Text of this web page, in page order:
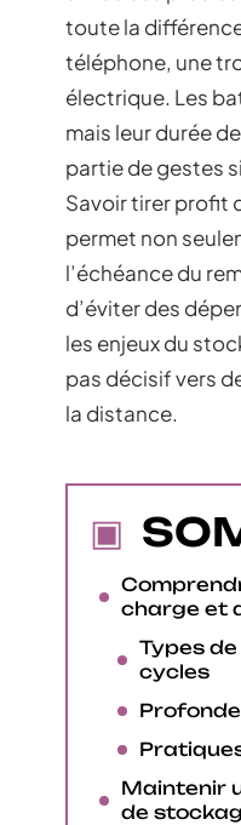
toute la
téléphone, une
électrique. Les
mais leur durée
partie de gestes
Savoir tirer profit
permet non
l’échéance du
d’éviter des
les enjeux du
pas décisif vers
la distance.
charge et
Types
cycles
Maintenir
de